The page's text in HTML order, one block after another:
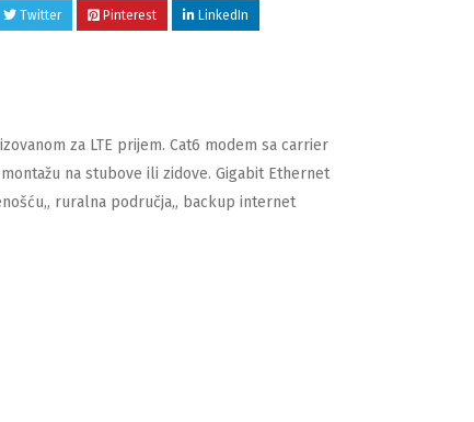
Twitter Pinterest LinkedIn
za LTE prijem. Cat6 modem sa carrier
na stubove ili zidove. Gigabit Ethernet
ruralna područja„ backup internet